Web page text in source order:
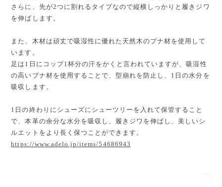
さらに、先が2つに割れるタイプなので縦横しっかりと履きジワ
を伸ばします。
また、木材は頑丈で吸湿性に優れた天然木のブナ材を使用して
います。
足は1日にコップ1杯分の汗をかくと言われていますが、吸湿性
の高いブナ材を使用することで、型崩れを防止し、1日の水分を
吸収します。
1日の終わりにシューズにシューツリーを入れて保管すること
で、本革の余分な水分を吸収し、履きジワを伸ばし、美しいシ
ルエットをより長く保つことができます。
https://www.adelo.jp/items/54686943